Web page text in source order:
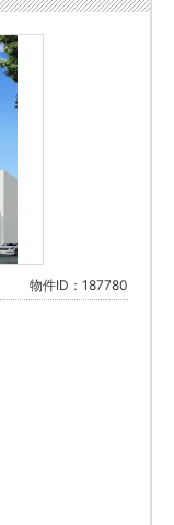
物件ID：187780